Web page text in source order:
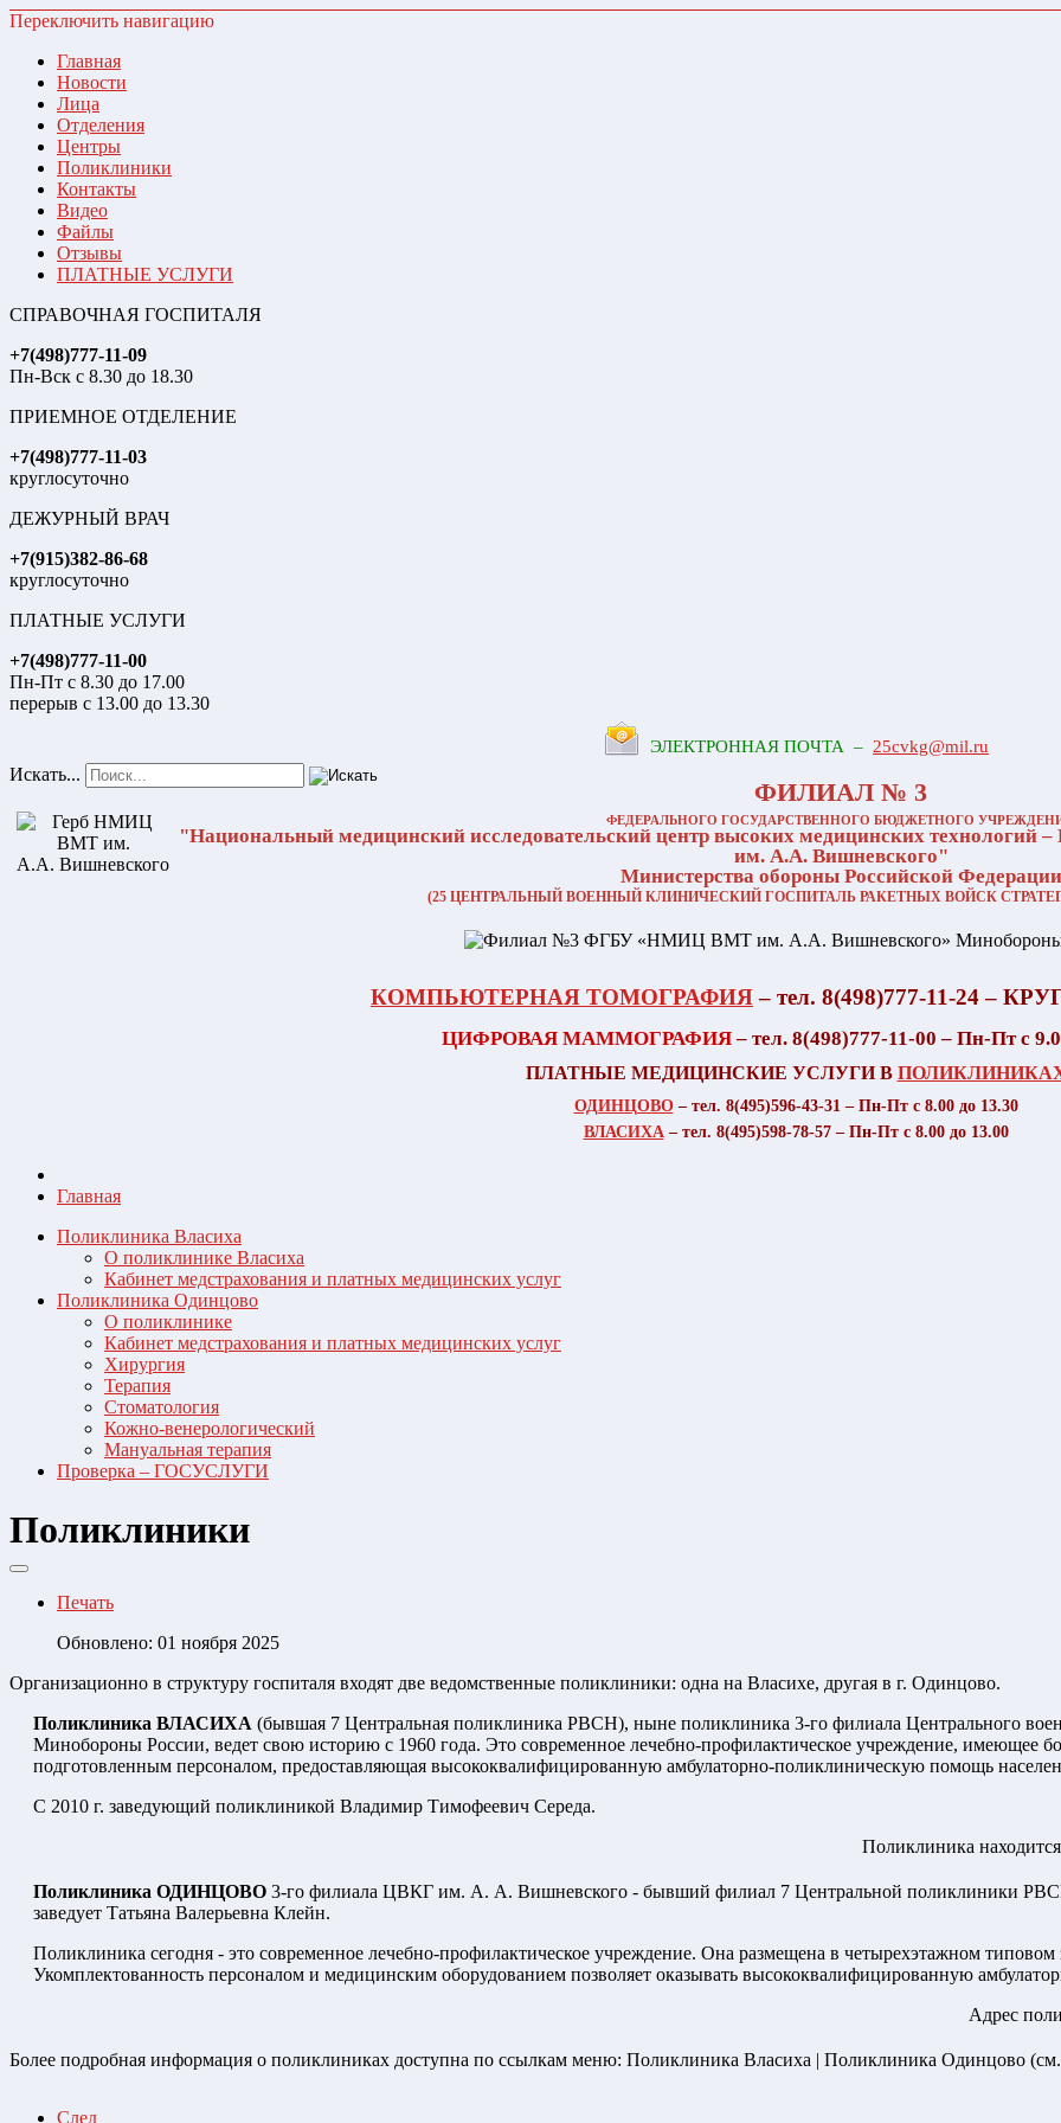
Переключить навигацию
Главная
Новости
Лица
Отделения
Центры
Поликлиники
Контакты
Видео
Файлы
Отзывы
ПЛАТНЫЕ УСЛУГИ
СПРАВОЧНАЯ ГОСПИТАЛЯ
+7(498)777-11-09
Пн-Вск с 8.30 до 18.30
ПРИЕМНОЕ ОТДЕЛЕНИЕ
+7(498)777-11-03
круглосуточно
ДЕЖУРНЫЙ ВРАЧ
+7(915)382-86-68
круглосуточно
ПЛАТНЫЕ УСЛУГИ
+7(498)777-11-00
Пн-Пт с 8.30 до 17.00
перерыв с 13.00 до 13.30
ЭЛЕКТРОННАЯ ПОЧТА – 25cvkg@mil.ru
Искать...
ФИЛИАЛ № 3
ФЕДЕРАЛЬНОГО ГОСУДАРСТВЕННОГО БЮДЖЕТНОГО
"Национальный медицинский исследовательский центр высоких медицинских технологий
им. А.А. Вишневского"
Министерства обороны Российской Федерации
(25 ЦЕНТРАЛЬНЫЙ ВОЕННЫЙ КЛИНИЧЕСКИЙ ГОСПИТАЛЬ РАКЕТНЫХ ВОЙСК
КОМПЬЮТЕРНАЯ ТОМОГРАФИЯ– тел. 8(498)777-11-24 –
ЦИФРОВАЯ МАММОГРАФИЯ– тел. 8(498)777-11-00 – Пн-Пт с
ПЛАТНЫЕ МЕДИЦИНСКИЕ УСЛУГИ В
ОДИНЦОВО– тел. 8(495)596-43-31 – Пн-Пт с 8.00 до 13.30
ВЛАСИХА– тел. 8(495)598-78-57 – Пн-Пт с 8.00 до 13.00
Главная
Поликлиника Власиха
О поликлинике Власиха
Кабинет медстрахования и платных медицинских услуг
Поликлиника Одинцово
О поликлинике
Кабинет медстрахования и платных медицинских услуг
Хирургия
Терапия
Стоматология
Кожно-венерологический
Мануальная терапия
Проверка – ГОСУСЛУГИ
Поликлиники
Печать
Обновлено: 01 ноября 2025
Организационно в структуру госпиталя входят две ведомственные поликлиники: одна на Власихе, другая в г. Одинцово.
Поликлиника ВЛАСИХА (бывшая 7 Центральная поликлиника РВСН), ныне поликлиника 3-го филиала Центрального
Минобороны России, ведет свою историю с 1960 года. Это современное лечебно-профилактическое учреждение, имеющее
подготовленным персоналом, предоставляющая высококвалифицированную амбулаторно-поликлиническую помощь
С 2010 г. заведующий поликлиникой Владимир Тимофеевич Середа.
Поликлиника
Поликлиника ОДИНЦОВО 3-го филиала ЦВКГ им. А. А. Вишневского - бывший филиал 7 Центральной поликлиники
заведует Татьяна Валерьевна Клейн.
Поликлиника сегодня - это современное лечебно-профилактическое учреждение. Она размещена в четырехэтажном
Укомплектованность персоналом и медицинским оборудованием позволяет оказывать высококвалифицированную
Адрес
Более подробная информация о поликлиниках доступна по ссылкам меню: Поликлиника Власиха | Поликлиника Одинцово
След